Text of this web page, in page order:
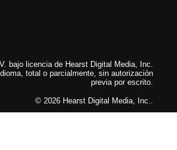
bajo licencia de Hearst Digital Media, Inc.
total o parcialmente, sin autorización
previa por escrito.
© 2026 Hearst Digital Media, Inc..